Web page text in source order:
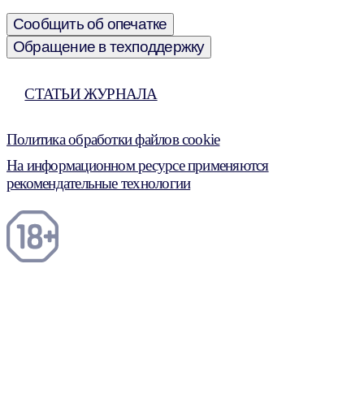
Сообщить об опечатке
Обращение в техподдержку
СТАТЬИ ЖУРНАЛА
Политика обработки файлов cookie
На информационном ресурсе применяются
рекомендательные технологии